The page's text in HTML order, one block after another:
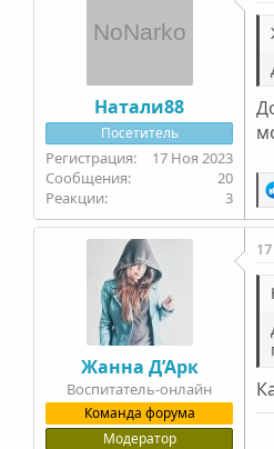
Натали88
Посетитель
17 Ноя 2023
20
3
Жанна Д’Арк
Воспитатель-онлайн
Команда форума
Модератор